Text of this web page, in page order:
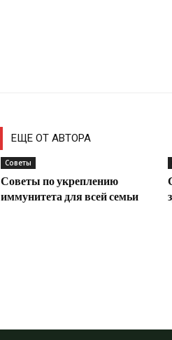
ЕЩЕ ОТ АВТОРА
Советы
Советы по укреплению
иммунитета для всей семьи